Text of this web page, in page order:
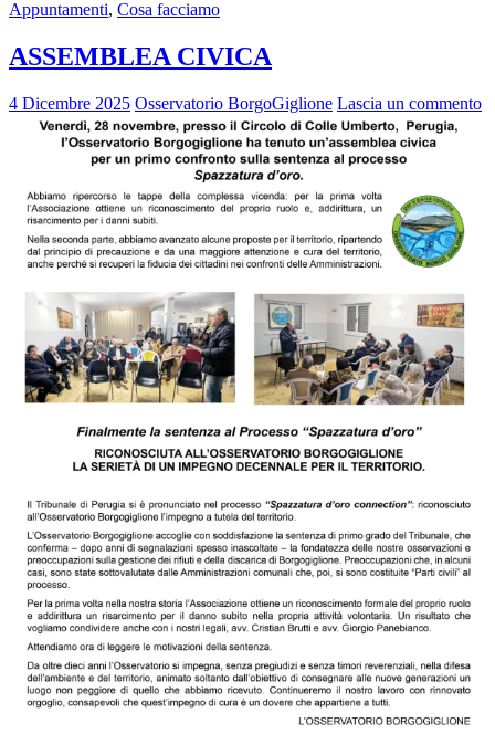
Appuntamenti, Cosa facciamo
ASSEMBLEA CIVICA
4 Dicembre 2025 Osservatorio BorgoGiglione Lascia un commento